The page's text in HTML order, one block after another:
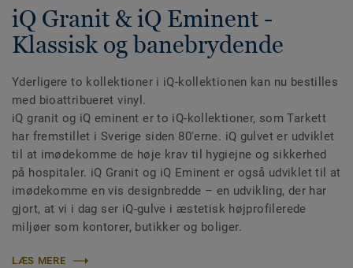
iQ Granit & iQ Eminent -
Klassisk og banebrydende
Yderligere to kollektioner i iQ-kollektionen kan nu bestilles
med bioattribueret vinyl.
iQ granit og iQ eminent er to iQ-kollektioner, som Tarkett
har fremstillet i Sverige siden 80'erne. iQ gulvet er udviklet
til at imødekomme de høje krav til hygiejne og sikkerhed
på hospitaler. iQ Granit og iQ Eminent er også udviklet til at
imødekomme en vis designbredde – en udvikling, der har
gjort, at vi i dag ser iQ-gulve i æstetisk højprofilerede
miljøer som kontorer, butikker og boliger.
LÆS MERE